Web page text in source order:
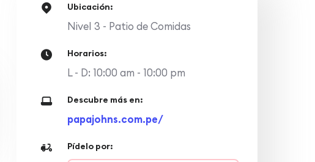
Ubicación:
Nivel 3 - Patio de Comidas
Horarios:
L - D: 10:00 am - 10:00 pm
Descubre más en:
papajohns.com.pe/
Pídelo por: